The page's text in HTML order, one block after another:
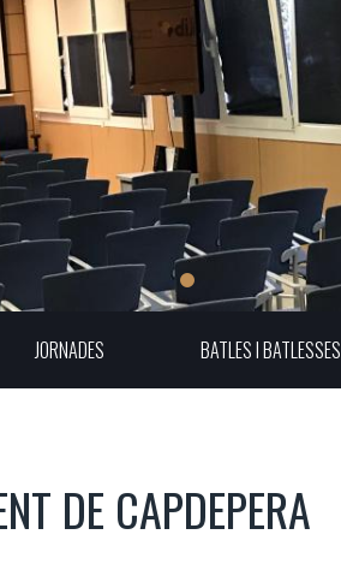
JORNADES BATLES I BATLESSES
DE CAPDEPERA